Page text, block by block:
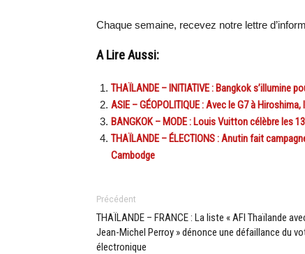
Chaque semaine, recevez notre lettre
A Lire Aussi:
THAÏLANDE – INITIATIVE : Bangkok s’illumine
ASIE – GÉOPOLITIQUE : Avec le G7 à
BANGKOK – MODE : Louis Vuitton célèbre les
THAÏLANDE – ÉLECTIONS : Anutin fait
Cambodge
Précédent
THAÏLANDE – FRANCE : La liste « AFI Thaïlande
Jean-Michel Perroy » dénonce une défaillance du
électronique